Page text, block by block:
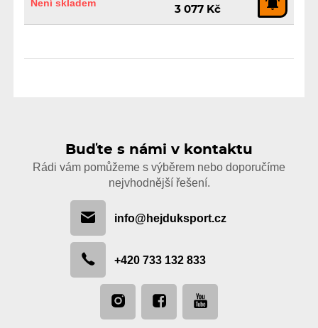
Není skladem
3 077 Kč
Buďte s námi v kontaktu
Rádi vám pomůžeme s výběrem nebo doporučíme
nejvhodnější řešení.
info@hejduksport.cz
+420 733 132 833